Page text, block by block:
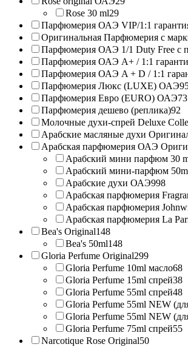
Rose 30 ml29
Парфюмерия ОАЭ VIP/1:1 гарантия
Оригинальная Парфюмерия с
Парфюмерия ОАЭ 1/1 Duty Free с
Парфюмерия ОАЭ A+ / 1:1
Парфюмерия ОАЭ A + D / 1:1
Парфюмерия Люкс (LUXE) ОАЭ
Парфюмерия Евро (EURO) ОАЭ73
Парфюмерия дешево (реплика)92
Молочные духи-спрей Deluxe
Арабские масляные духи
Арабская парфюмерия ОАЭ
Арабский мини парфюм 30
Арабский мини-парфюм
Арабские духи ОАЭ998
Арабская парфюмерия
Арабская парфюмерия
Арабская парфюмерия La
Bea's Original148
Bea's 50ml148
Gloria Perfume Original299
Gloria Perfume 10ml масло68
Gloria Perfume 15ml спрей38
Gloria Perfume 55ml спрей48
Gloria Perfume 55ml NEW
Gloria Perfume 55ml NEW
Gloria Perfume 75ml спрей55
Narcotique Rose Original50